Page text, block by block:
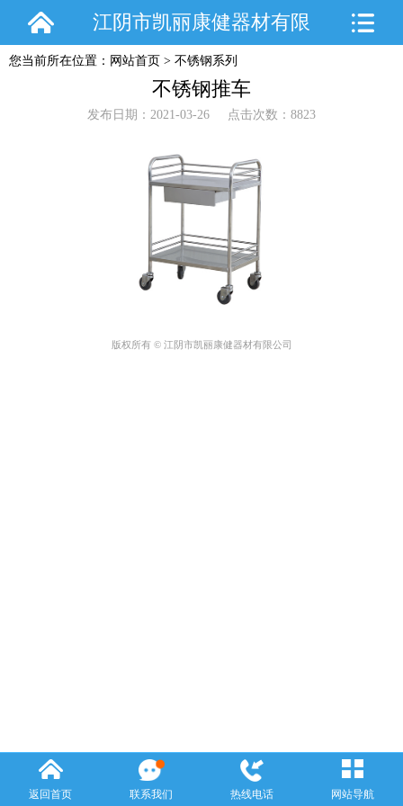
江阴市凯丽康健器材有限
公司
您当前所在位置： 网站首页 > 不锈钢系列
不锈钢推车
发布日期：2021-03-26 点击次数：8823
版权所有 © 江阴市凯丽康健器材有限公司
返回首页 联系我们 热线电话 网站导航